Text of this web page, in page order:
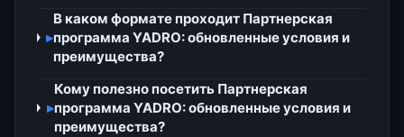
▸
В каком формате проходит Партнерская
программа YADRO: обновленные условия и
преимущества?
▸
Кому полезно посетить Партнерская
программа YADRO: обновленные условия и
преимущества?